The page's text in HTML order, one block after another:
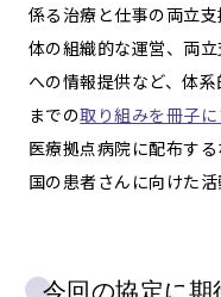
係る治療と仕事の両立
体の組織的な運営、両
への情報提供など、体
までの取り組みを冊子に
医療拠点病院に配布す
国の患者さんに向けた活
今回の協定に期